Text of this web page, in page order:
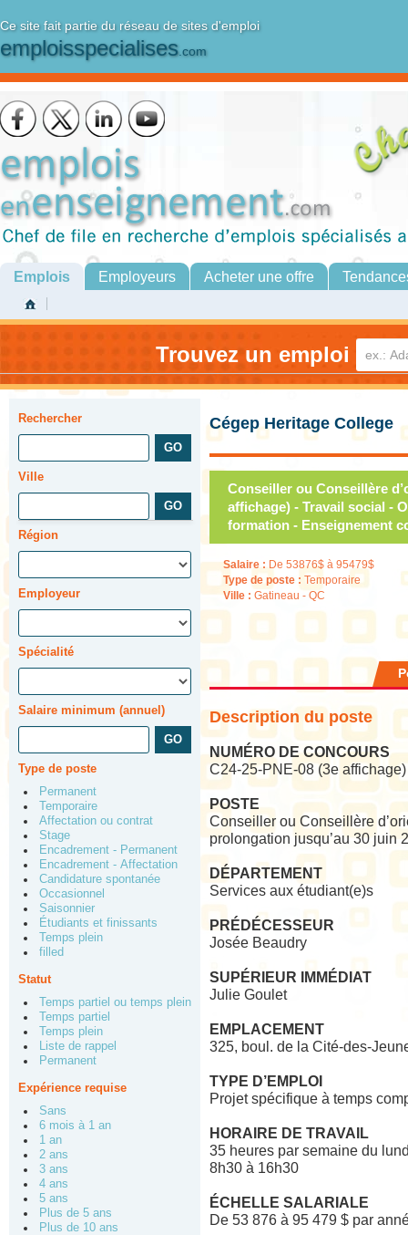
Ce site fait partie du réseau de sites d'emploi
emploisspecialises.com
Emplois Employeurs Acheter une offre
Trouvez un emploi
Rechercher
Ville
Région
Employeur
Spécialité
Salaire minimum (annuel)
Type de poste
Permanent
Temporaire
Affectation ou contrat
Stage
Encadrement - Permanent
Encadrement - Affectation
Candidature spontanée
Occasionnel
Saisonnier
Étudiants et finissants
Temps plein
filled
Statut
Temps partiel ou temps plein
Temps partiel
Temps plein
Liste de rappel
Permanent
Expérience requise
Sans
6 mois à 1 an
1 an
2 ans
3 ans
4 ans
5 ans
Plus de 5 ans
Plus de 10 ans
Cégep Heritage College
Conseiller ou Conseillère
affichage) - Travail social -
formation - Enseignement
Salaire : De 53876$ à 95479$
Type de poste : Temporaire
Ville : Gatineau - QC
Description du poste
NUMÉRO DE CONCOURS
C24-25-PNE-08 (3e affichage)
POSTE
Conseiller ou Conseillère
prolongation jusqu’au 30 juin
DÉPARTEMENT
Services aux étudiant(e)s
PRÉDÉCESSEUR
Josée Beaudry
SUPÉRIEUR IMMÉDIAT
Julie Goulet
EMPLACEMENT
325, boul. de la Cité-des-
TYPE D’EMPLOI
Projet spécifique à temps
HORAIRE DE TRAVAIL
35 heures par semaine du
8h30 à 16h30
ÉCHELLE SALARIALE
De 53 876 à 95 479 $ par